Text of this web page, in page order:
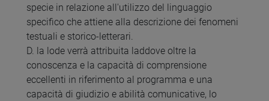
specie in relazione all'utilizzo del linguaggio
specifico che attiene alla descrizione dei fenomeni
testuali e storico-letterari.
D. la lode verrà attribuita laddove oltre la
conoscenza e la capacità di comprensione
eccellenti in riferimento al programma e una
capacità di giudizio e abilità comunicative, lo